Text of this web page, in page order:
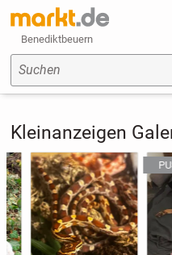
Benediktbeuern
Suchen
Kleinanzeigen